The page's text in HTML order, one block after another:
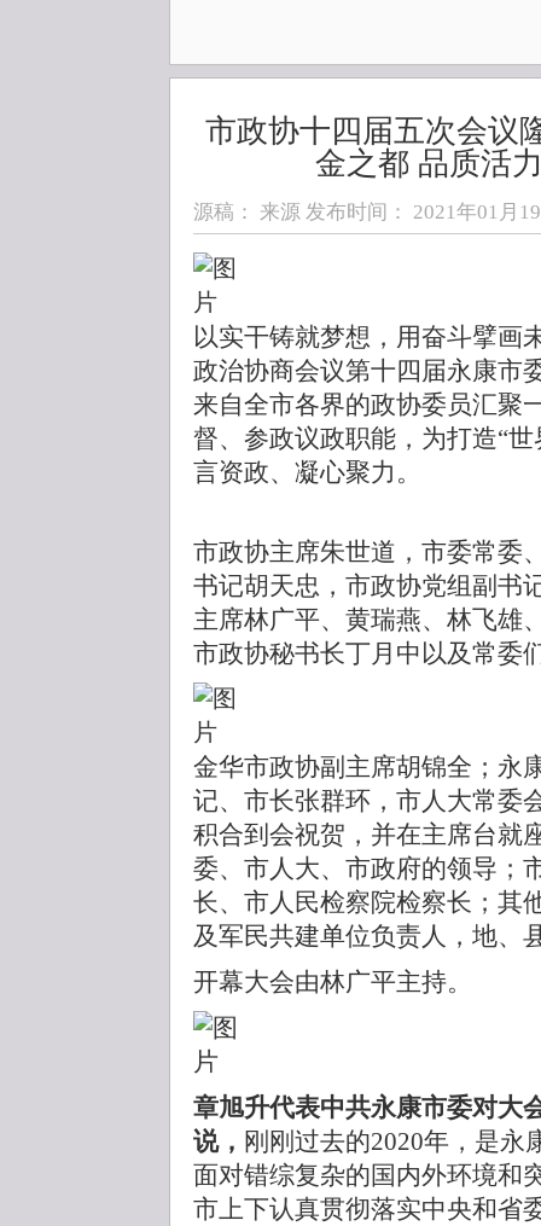
市政协十四届五次会议
金之都 品质活
源稿： 来源 发布时间： 2021年01月
以实干铸就梦想，用奋斗擘画
政治协商会议第十四届永康市
来自全市各界的政协委员汇聚
督、参政议政职能，为打造“
言资政、凝心聚力。
市政协主席朱世道，市委常委
书记胡天忠，市政协党组副书
主席林广平、黄瑞燕、林飞雄
市政协秘书长丁月中以及常委
金华市政协副主席胡锦全；永
记、市长张群环，市人大常委
积合到会祝贺，并在主席台就
委、市人大、市政府的领导；
长、市人民检察院检察长；其
及军民共建单位负责人，地、
开幕大会由林广平主持。
章旭升代表中共永康市委对大
说， 刚刚过去的2020年，是永
面对错综复杂的国内外环境和
市上下认真贯彻落实中央和省